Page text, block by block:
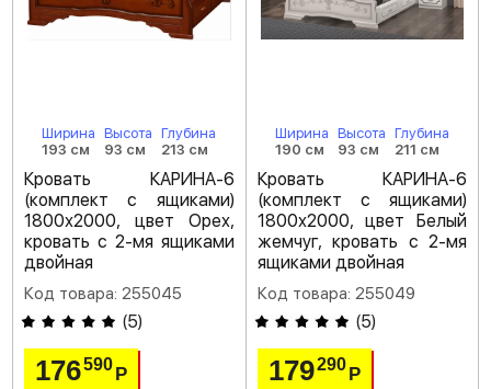
Ширина
193 см
Высота
93 см
Глубина
213 см
Кровать КАРИНА-6
(комплект с ящиками)
1800х2000, цвет Орех,
кровать с 2-мя ящиками
двойная
Код товара: 255045
(5)
176590Р
Ширина
190 см
Высота
93 см
Глубина
211 см
Кровать КАРИНА-6
(комплект с ящиками)
1800х2000, цвет Белый
жемчуг, кровать с 2-мя
ящиками двойная
Код товара: 255049
(5)
179290 Р